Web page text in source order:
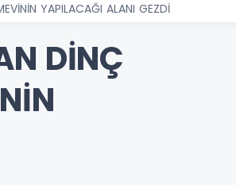
YAPILACAĞI ALANI GEZDİ
DİNÇ